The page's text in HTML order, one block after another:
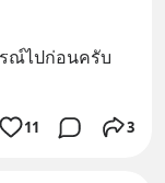
ณ์ไปก่อนครับ
11 3